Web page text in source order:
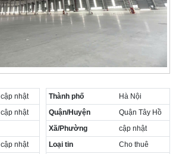
cập nhật
cập nhật
cập nhật
Thành phố
Hà Nội
Quận/Huyện
Quận Tây Hồ
Xã/Phường
cập nhật
Loại tin
Cho thuê